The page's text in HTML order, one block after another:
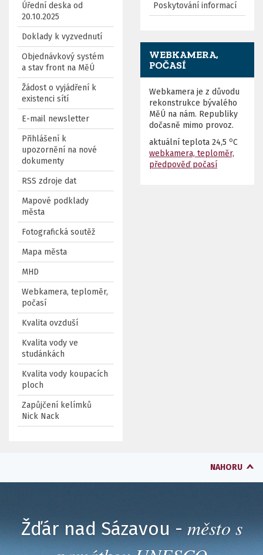
Úřední deska od
20.10.2025
Doklady k vyzvednutí
Objednávkový systém
a stav front na MěÚ
Žádost o vyjádření k
existenci sítí
E-mail newsletter
Přihlášení k
upozornění na nové
dokumenty
RSS zdroje dat
Mapové podklady
města
Fotografická soutěž
Mapa města
MHD
Webkamera, teploměr,
počasí
Kvalita ovzduší
Kvalita vody ve
studánkách
Kvalita vody koupacích
ploch
Zapůjčení kelímků
Nick Nack
Poskytování informací
WEBKAMERA,
POČASÍ
Webkamera je z důvodu
rekonstrukce bývalého
MěÚ na nám. Republiky
dočasně mimo provoz.
aktuální teplota 24,5 oC
webkamera, teploměr,
předpověď počasí
NAHORU
Žďár nad Sázavou - město s